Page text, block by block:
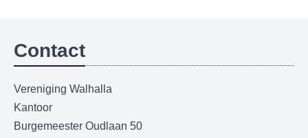
Contact
Vereniging Walhalla
Kantoor
Burgemeester Oudlaan 50